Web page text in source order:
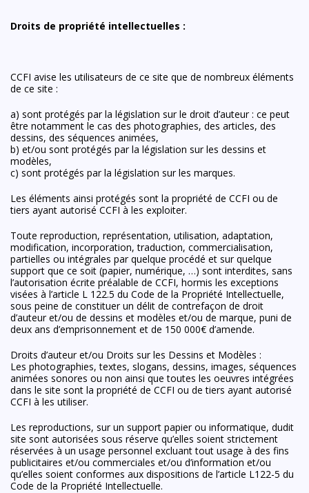
Droits de propriété intellectuelles :
CCFI avise les utilisateurs de ce site que de nombreux éléments
de ce site :
a) sont protégés par la législation sur le droit d’auteur : ce peut
être notamment le cas des photographies, des articles, des
dessins, des séquences animées,
b) et/ou sont protégés par la législation sur les dessins et
modèles,
c) sont protégés par la législation sur les marques.
Les éléments ainsi protégés sont la propriété de CCFI ou de
tiers ayant autorisé CCFI à les exploiter.
Toute reproduction, représentation, utilisation, adaptation,
modification, incorporation, traduction, commercialisation,
partielles ou intégrales par quelque procédé et sur quelque
support que ce soit (papier, numérique, …) sont interdites, sans
l’autorisation écrite préalable de CCFI, hormis les exceptions
visées à l’article L 122.5 du Code de la Propriété Intellectuelle,
sous peine de constituer un délit de contrefaçon de droit
d’auteur et/ou de dessins et modèles et/ou de marque, puni de
deux ans d’emprisonnement et de 150 000€ d’amende.
Droits d’auteur et/ou Droits sur les Dessins et Modèles :
Les photographies, textes, slogans, dessins, images, séquences
animées sonores ou non ainsi que toutes les oeuvres intégrées
dans le site sont la propriété de CCFI ou de tiers ayant autorisé
CCFI à les utiliser.
Les reproductions, sur un support papier ou informatique, dudit
site sont autorisées sous réserve qu’elles soient strictement
réservées à un usage personnel excluant tout usage à des fins
publicitaires et/ou commerciales et/ou d’information et/ou
qu’elles soient conformes aux dispositions de l’article L122-5 du
Code de la Propriété Intellectuelle.